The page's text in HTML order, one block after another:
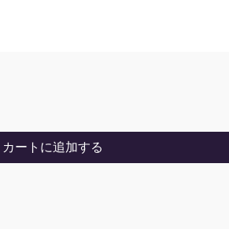
カートに追加する